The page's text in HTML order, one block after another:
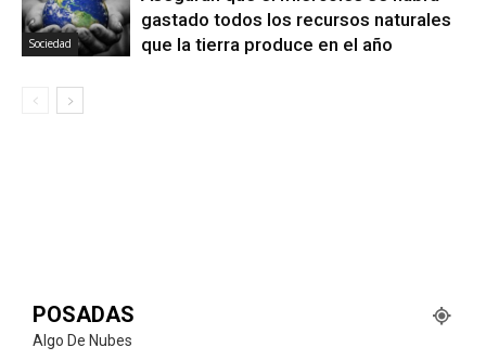
Sociedad
gastado todos los recursos naturales
que la tierra produce en el año
POSADAS
Algo De Nubes